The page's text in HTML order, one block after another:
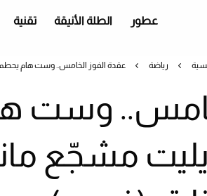
عطور الطلة الأنيقة تقنية
رياضة عقدة الفوز الخامس.. وست هام يحطم
وست
مشجّع